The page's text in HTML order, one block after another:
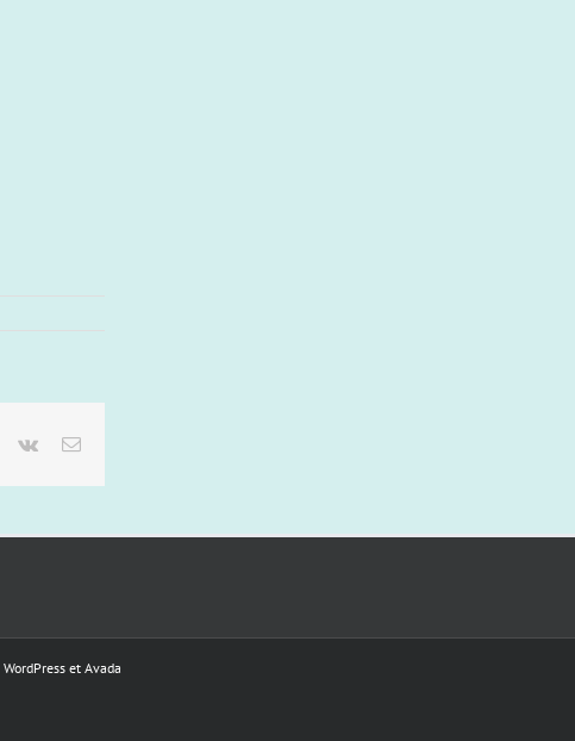
Pinterest
Vk Email
WordPress et Avada